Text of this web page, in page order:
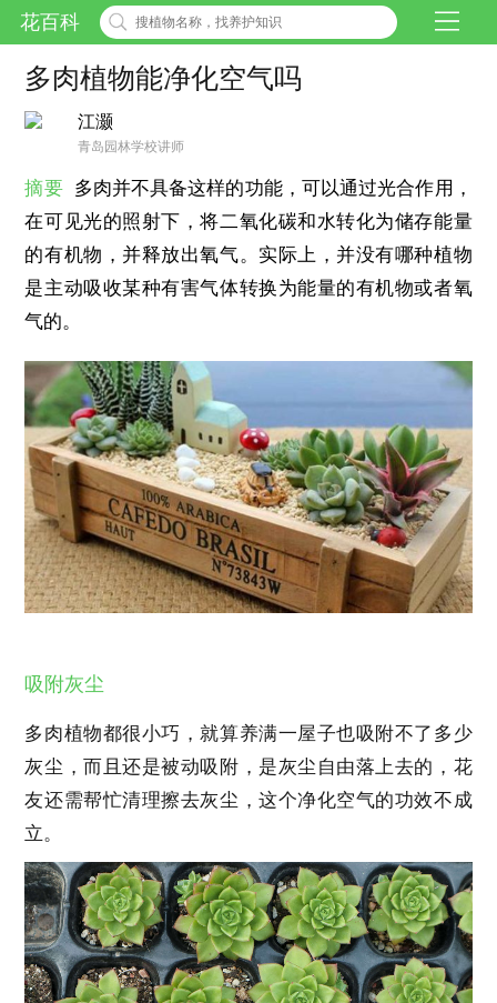
花百科
多肉植物能净化空气吗
江灏
青岛园林学校讲师
摘要 多肉并不具备这样的功能，可以通过光合作用，
在可见光的照射下，将二氧化碳和水转化为储存能量
的有机物，并释放出氧气。实际上，并没有哪种植物
是主动吸收某种有害气体转换为能量的有机物或者氧
气的。
吸附灰尘
多肉植物都很小巧，就算养满一屋子也吸附不了多少
灰尘，而且还是被动吸附，是灰尘自由落上去的，花
友还需帮忙清理擦去灰尘，这个净化空气的功效不成
立。